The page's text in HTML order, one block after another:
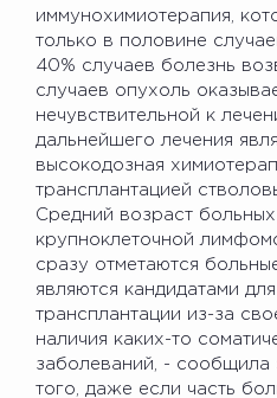
иммунохимиотерапия,
только в половине
40% случаев болезнь
случаев опухоль
нечувствительной к
дальнейшего лечения
высокодозная
трансплантацией
Средний возраст
крупноклеточной
сразу отметаются
являются кандидатами
трансплантации из-за
наличия каких-то
заболеваний, - сообщила
того, даже если часть